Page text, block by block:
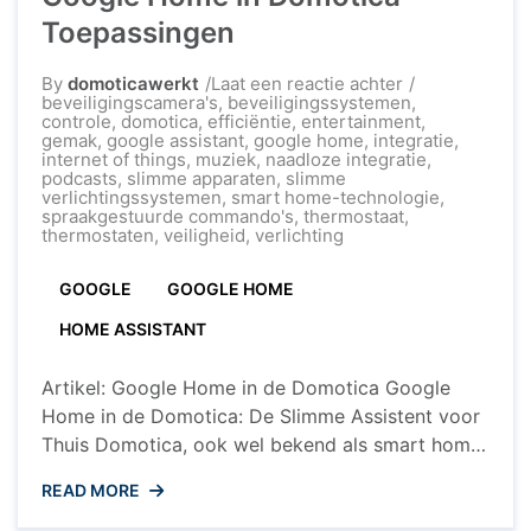
Toepassingen
By domoticawerkt Laat een reactie achterop
Ontdek
de
Voordelen
van
Google
Home
in
Domotica
beveiligingscamera's, beveiligingssystemen,
controle, domotica, efficiëntie, entertainment,
gemak, google assistant, google home, integratie,
internet of things, muziek, naadloze integratie,
podcasts, slimme apparaten, slimme
verlichtingssystemen, smart home-technologie,
spraakgestuurde commando's, thermostaat,
thermostaten, veiligheid, verlichting
GOOGLE
GOOGLE HOME
HOME ASSISTANT
Artikel: Google Home in de Domotica Google
Home in de Domotica: De Slimme Assistent voor
Thuis Domotica, ook wel bekend als smart home-
en geavanceerde woonomgevingen. Een van de
READ MORE